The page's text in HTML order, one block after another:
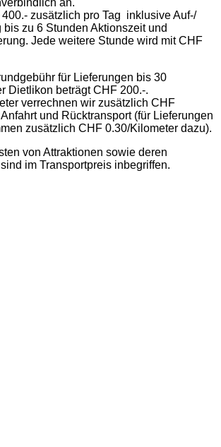
an.
zusätzlich pro Tag inklusive Auf-/
zu 6 Stunden Aktionszeit und
Jede weitere Stunde wird mit CHF
für Lieferungen bis 30
Dietlikon beträgt CHF 200.-.
verrechnen wir zusätzlich CHF
und Rücktransport (für Lieferungen
zusätzlich CHF 0.30/Kilometer dazu).
von Attraktionen sowie deren
im Transportpreis inbegriffen.